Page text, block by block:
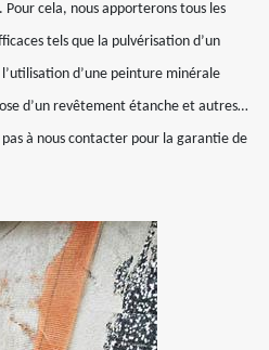
cela, nous apporterons tous les
tels que la pulvérisation d’un
d’une peinture minérale
d’un revêtement étanche et autres…
pas à nous contacter pour la garantie de